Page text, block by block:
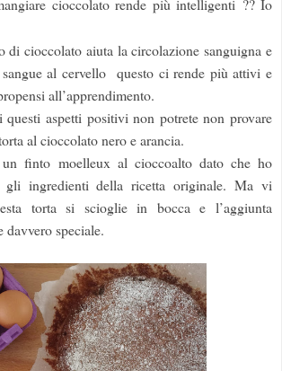
cioccolato rende più intelligenti ?? Io
di cioccolato aiuta la circolazione sanguigna e
al cervello questo ci rende più attivi e
all’apprendimento.
aspetti positivi non potrete non provare
al cioccolato nero e arancia.
finto moelleux al cioccoalto dato che ho
gli ingredienti della ricetta originale. Ma vi
torta si scioglie in bocca e l’aggiunta
davvero speciale.